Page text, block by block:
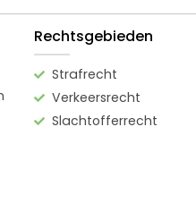
Rechtsgebieden
Strafrecht
Verkeersrecht
Slachtofferrecht